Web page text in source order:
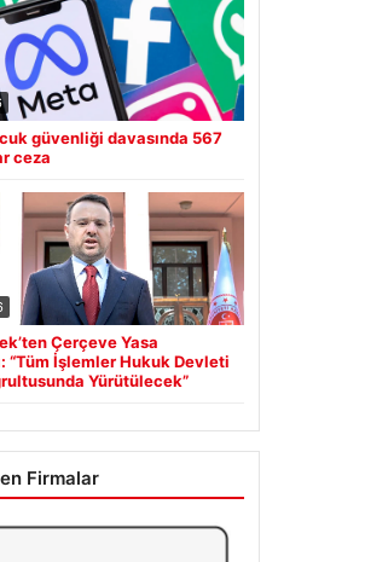
güvenliği davasında 567
ceza
Çerçeve Yasa
“Tüm İşlemler Hukuk Devleti
Yürütülecek”
Firmalar